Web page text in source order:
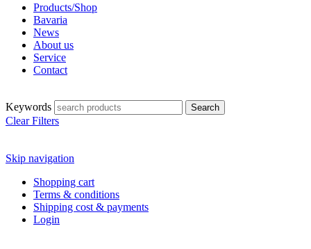
Products/Shop
Bavaria
News
About us
Service
Contact
Keywords
Clear Filters
Skip navigation
Shopping cart
Terms & conditions
Shipping cost & payments
Login